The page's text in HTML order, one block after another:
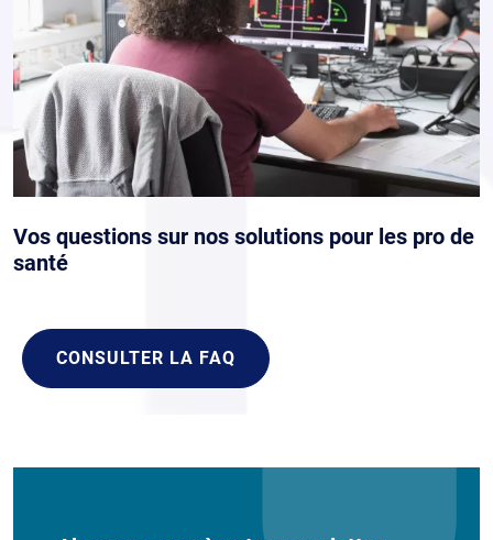
Vos questions sur nos solutions pour les pro de
santé
CONSULTER LA FAQ